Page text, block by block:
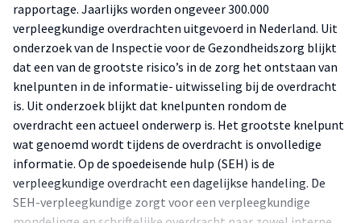
rapportage. Jaarlijks worden ongeveer 300.000
verpleegkundige overdrachten uitgevoerd in Nederland. Uit
onderzoek van de Inspectie voor de Gezondheidszorg blijkt
dat een van de grootste risico’s in de zorg het ontstaan van
knelpunten in de informatie- uitwisseling bij de overdracht
is. Uit onderzoek blijkt dat knelpunten rondom de
overdracht een actueel onderwerp is. Het grootste knelpunt
wat genoemd wordt tijdens de overdracht is onvolledige
informatie. Op de spoedeisende hulp (SEH) is de
verpleegkundige overdracht een dagelijkse handeling. De
SEH-verpleegkundige zorgt voor een verpleegkundige